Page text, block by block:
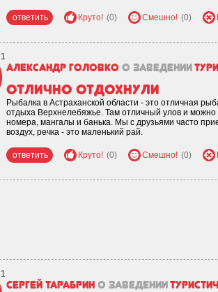
ответить Круто! (0) Смешно! (0)
1
Александр Головко о заведении
Отлично отдохнули
Рыбалка в Астраханской области - это отличная
отдыха Верхнелебяжье. Там отличный улов и
номера, мангалы и банька. Мы с друзьями часто
воздух, речка - это маленький рай.
ответить Круто! (0) Смешно! (0)
1
Сергей Тарабрин о заведении